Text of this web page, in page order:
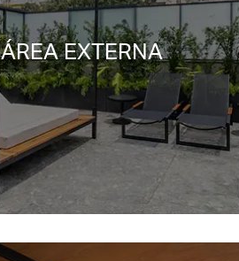
ÁREA EXTERNA